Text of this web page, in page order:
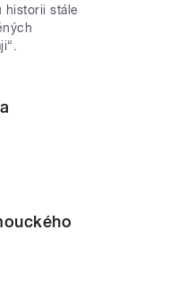
historii stále